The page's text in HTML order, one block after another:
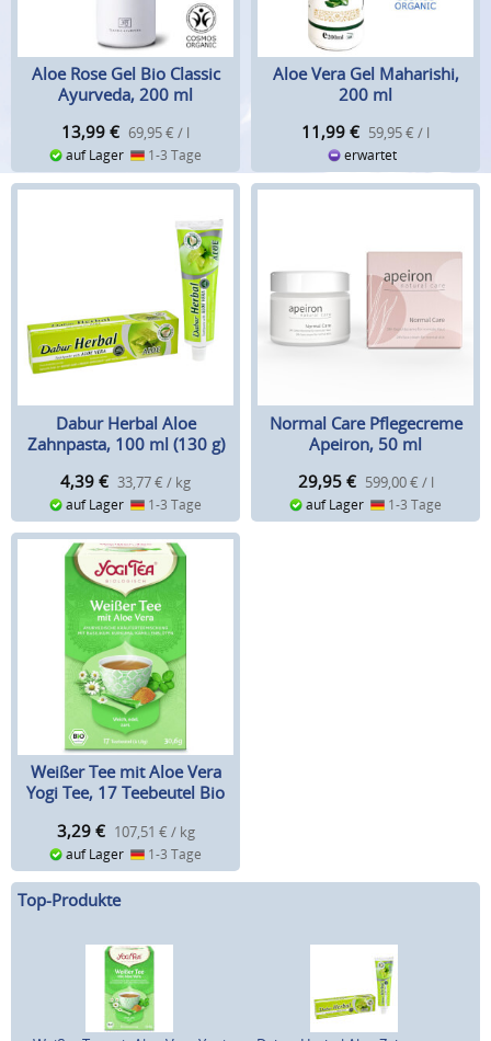
Aloe Rose Gel Bio Classic
Ayurveda, 200 ml
13,99 € 69,95 € / l
auf Lager 1-3 Tage
Aloe Vera Gel Maharishi,
200 ml
11,99 € 59,95 € / l
erwartet
Dabur Herbal Aloe
Zahnpasta, 100 ml (130 g)
4,39 € 33,77 € / kg
auf Lager 1-3 Tage
Normal Care Pflegecreme
Apeiron, 50 ml
29,95 € 599,00 € / l
auf Lager 1-3 Tage
Weißer Tee mit Aloe Vera
Yogi Tee, 17 Teebeutel Bio
3,29 € 107,51 € / kg
auf Lager 1-3 Tage
Top-Produkte